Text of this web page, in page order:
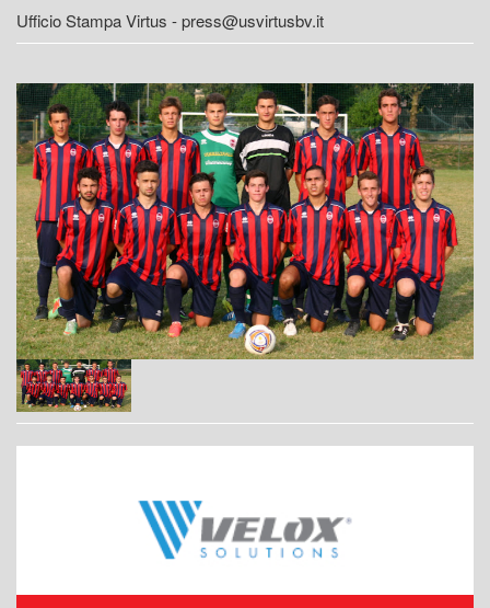
Ufficio Stampa Virtus - press@usvirtusbv.it